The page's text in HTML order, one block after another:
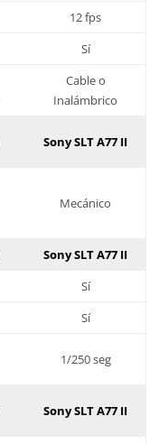
12 fps
Sí
Cable o
Inalámbrico
Sony SLT A77 II
Mecánico
Sony SLT A77 II
Sí
Sí
1/250 seg
Sony SLT A77 II